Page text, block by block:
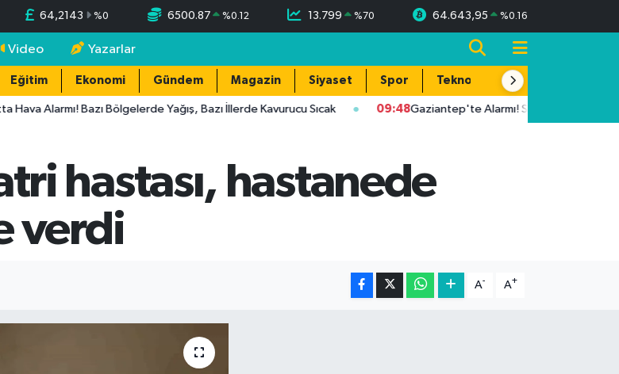
64,2143 %0 6500.87 %0.12 13.799 %70 64.643,95 %0.16
Video Yazarlar
Eğitim Ekonomi Gündem Magazin Siyaset Spor Teknoloji
Alarmı! Bazı Bölgelerde Yağış, Bazı İllerde Kavurucu Sıcak 09:48 Gaziantep'te Alarmı! Sıcaklık 39 Dereceye
hastası, hastanede
verdi
A- A+